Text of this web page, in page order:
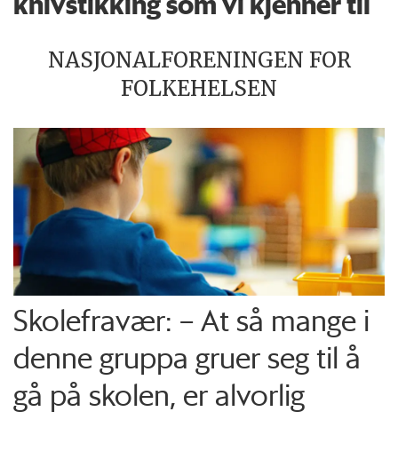
NASJONALFORENINGEN FOR
FOLKEHELSEN
Skolefravær: – At så mange i
denne gruppa gruer seg til å
gå på skolen, er alvorlig